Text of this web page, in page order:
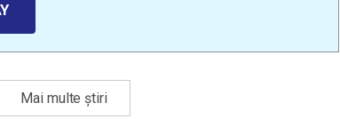
Mai multe știri